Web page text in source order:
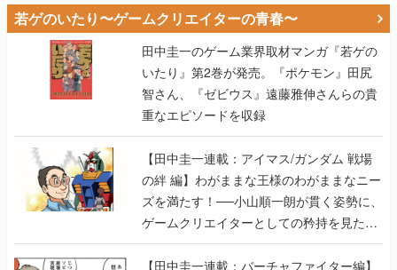
若ゲのいたり〜ゲームクリエイターの青春〜
田中圭一のゲーム業界取材マンガ『若ゲの
いたり』第2巻が発売。『ポケモン』田尻
智さん、『ゼビウス』遠藤雅伸さんらの貴
重なエピソードを収録
【田中圭一連載：アイマス/ガンダム 戦場
の絆 編】わがままな王様のわがままなニー
ズを満たす！──小山順一朗が貫く姿勢に、
ゲームクリエイターとしての矜持を見た
【若ゲのいたり最終回】
【田中圭一連載：バーチャファイター編】